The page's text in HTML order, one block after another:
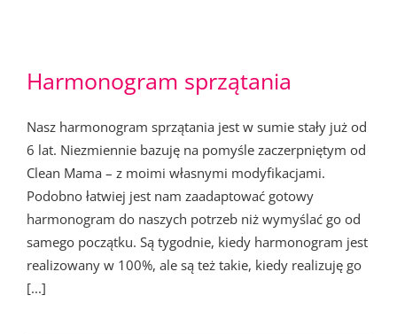
Harmonogram sprzątania
Nasz harmonogram sprzątania jest w sumie stały już od
6 lat. Niezmiennie bazuję na pomyśle zaczerpniętym od
Clean Mama – z moimi własnymi modyfikacjami.
Podobno łatwiej jest nam zaadaptować gotowy
harmonogram do naszych potrzeb niż wymyślać go od
samego początku. Są tygodnie, kiedy harmonogram jest
realizowany w 100%, ale są też takie, kiedy realizuję go
[...]